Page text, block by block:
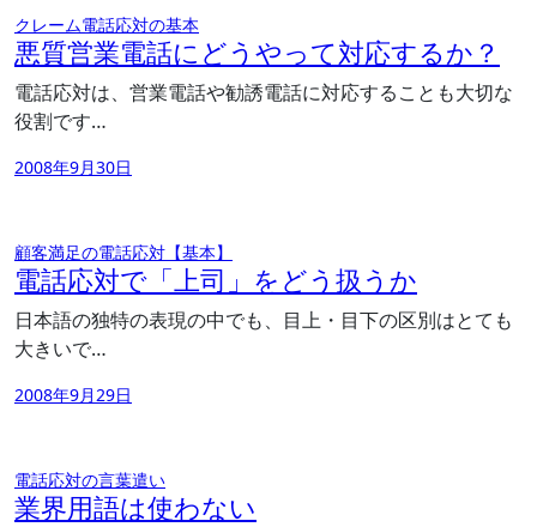
クレーム電話応対の基本
悪質営業電話にどうやって対応するか？
電話応対は、営業電話や勧誘電話に対応することも大切な
役割です…
2008年9月30日
顧客満足の電話応対【基本】
電話応対で「上司」をどう扱うか
日本語の独特の表現の中でも、目上・目下の区別はとても
大きいで…
2008年9月29日
電話応対の言葉遣い
業界用語は使わない